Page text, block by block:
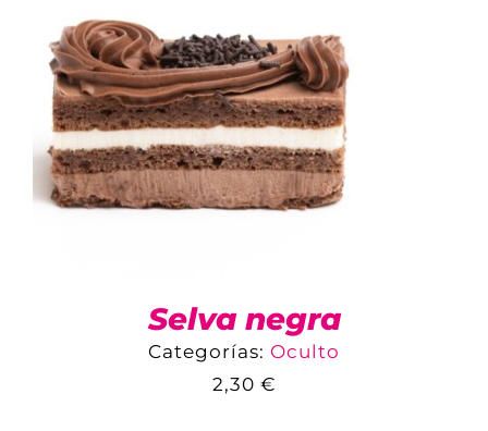
Selva negra
Categorías: Oculto
2,30 €